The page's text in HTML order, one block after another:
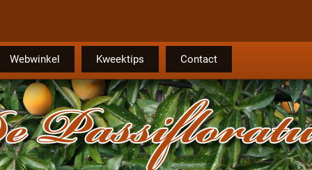
Webwinkel Kweektips Contact